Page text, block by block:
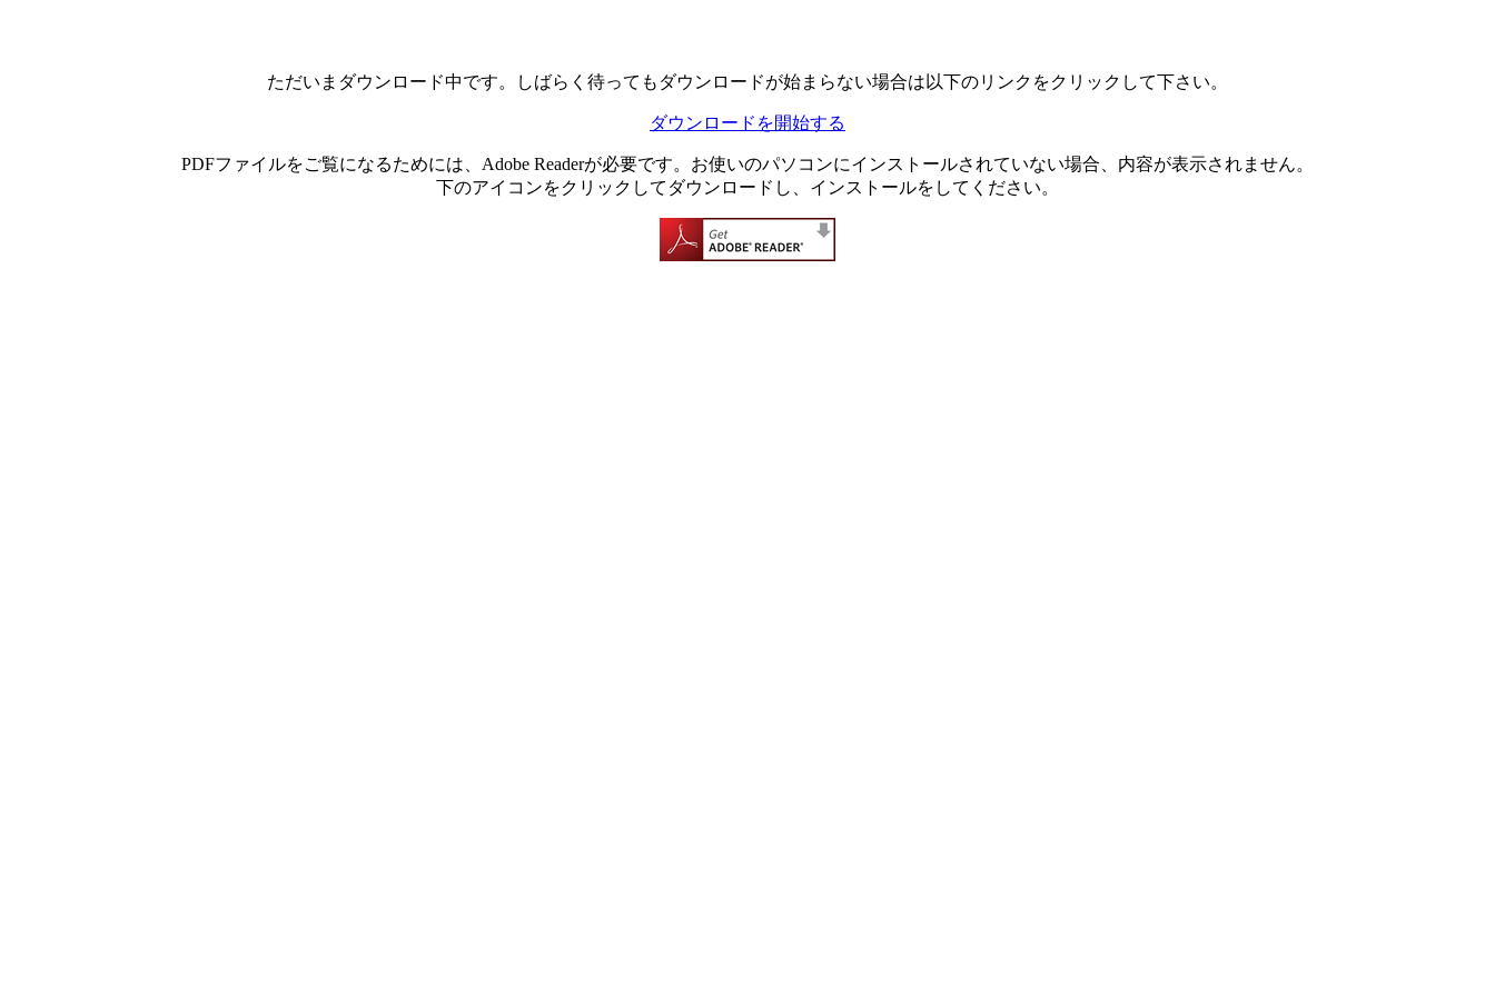
ただいまダウンロード中です。しばらく待ってもダウンロードが始まらない場合は以下のリンクをクリックして下さい。
ダウンロードを開始する
PDFファイルをご覧になるためには、Adobe Readerが必要です。お使いのパソコンにインストールされていない場合、内容が表示されません。
下のアイコンをクリックしてダウンロードし、インストールをしてください。